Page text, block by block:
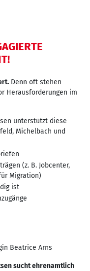
Denn oft stehen
Herausforderungen im
unterstützt diese
Michelbach und
(z. B. Jobcenter,
Migration)
ist
Beatrice Arns
sucht ehrenamtlich